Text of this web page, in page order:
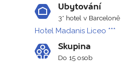
Ubytování
3* hotel v Barceloně
Hotel Madanis Liceo ***
Skupina
Do 15 osob